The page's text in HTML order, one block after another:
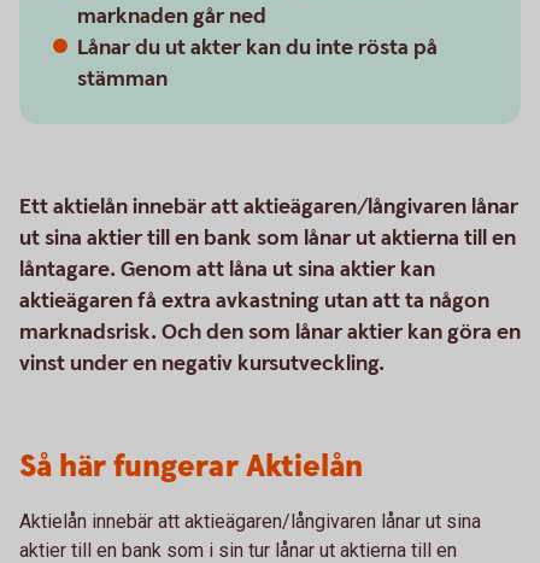
marknaden går ned
Lånar du ut akter kan du inte rösta på
stämman
Ett aktielån innebär att aktieägaren/långivaren lånar
ut sina aktier till en bank som lånar ut aktierna till en
låntagare. Genom att låna ut sina aktier kan
aktieägaren få extra avkastning utan att ta någon
marknadsrisk. Och den som lånar aktier kan göra en
vinst under en negativ kursutveckling.
Så här fungerar Aktielån
Aktielån innebär att aktieägaren/långivaren lånar ut sina
aktier till en bank som i sin tur lånar ut aktierna till en